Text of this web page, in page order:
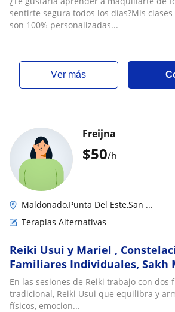
sentirte segura todos los días?Mis
son 100% personalizadas...
ver más
$50/h
Freijna
Maldonado,Punta Del Este,San ...
Terapias Alternativas
Reiki Usui y Mariel ,
Familiares Individuales, Sakh
En las sesiones de Reiki trabajo con dos
tradicional, Reiki Usui que equilibra y
físicos, emocion...